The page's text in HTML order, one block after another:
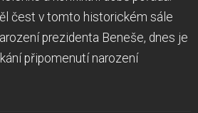
čest v tomto historickém sále
prezidenta Beneše, dnes je
připomenutí narození